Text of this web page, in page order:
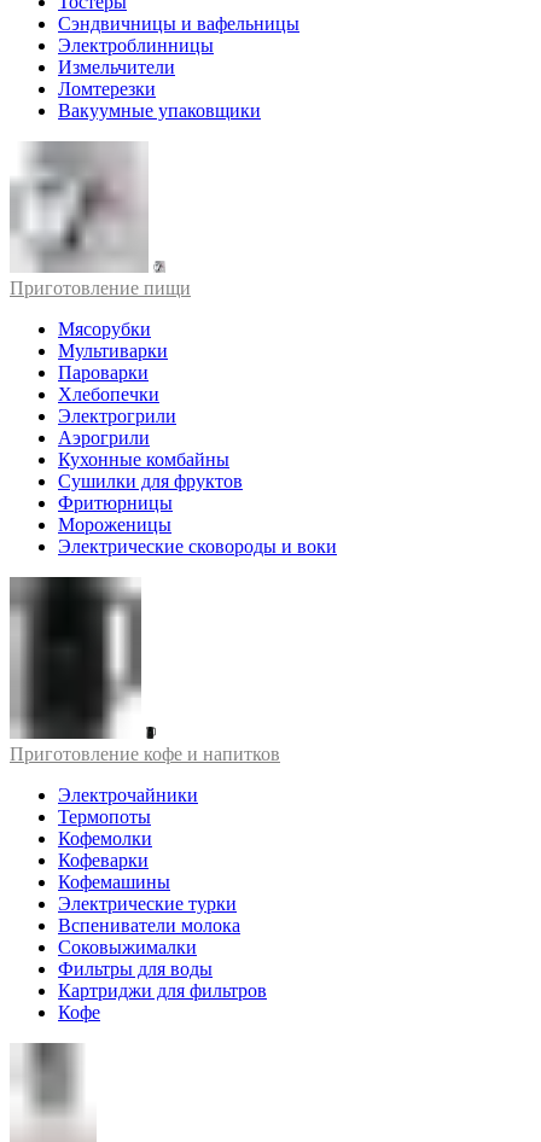
Сэндвичницы и вафельницы
Электроблинницы
Измельчители
Ломтерезки
Вакуумные упаковщики
Приготовление пищи
Мясорубки
Мультиварки
Пароварки
Хлебопечки
Электрогрили
Аэрогрили
Кухонные комбайны
Сушилки для фруктов
Фритюрницы
Мороженицы
Электрические сковороды и воки
Приготовление кофе и напитков
Электрочайники
Термопоты
Кофемолки
Кофеварки
Кофемашины
Электрические турки
Вспениватели молока
Соковыжималки
Фильтры для воды
Картриджи для фильтров
Кофе